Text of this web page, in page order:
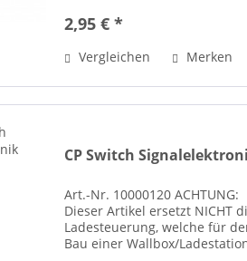
beiliegender Gummi-O-Ring
Befestigen und sorgt für die...
2,95 € *
Vergleichen Merken
CP Switch
Art.-Nr. 10000120 ACHTUNG:
Dieser Artikel ersetzt NICHT
Ladesteuerung, welche für
Bau einer Wallbox/